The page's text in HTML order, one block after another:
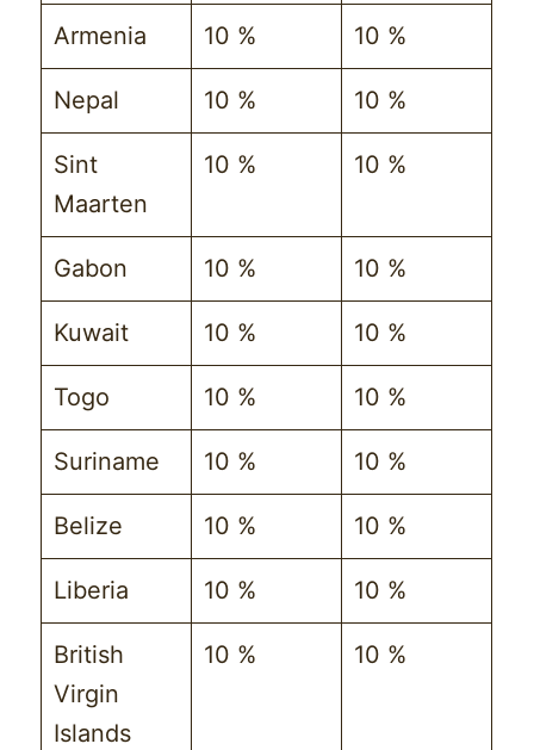
Armenia 10 % 10 %
Nepal 10 % 10 %
Sint
Maarten
10 % 10 %
Gabon 10 % 10 %
Kuwait 10 % 10 %
Togo 10 % 10 %
Suriname 10 % 10 %
Belize 10 % 10 %
Liberia 10 % 10 %
British
Virgin
Islands
10 % 10 %